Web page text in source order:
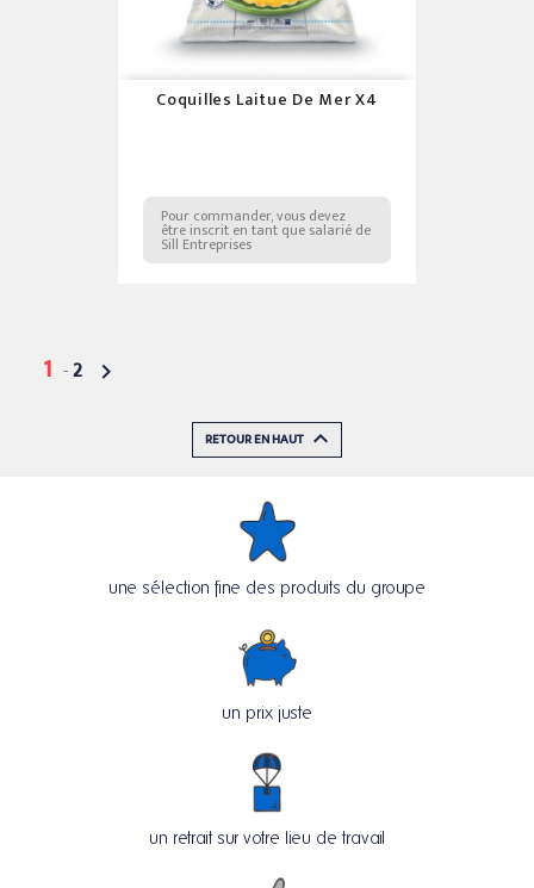
Coquilles Laitue De Mer X4
Pour commander, vous devez
être inscrit en tant que salarié de
Sill Entreprises
1 -2 
RETOUR EN HAUT 
une sélection fine des produits du groupe
un prix juste
un retrait sur votre lieu de travail